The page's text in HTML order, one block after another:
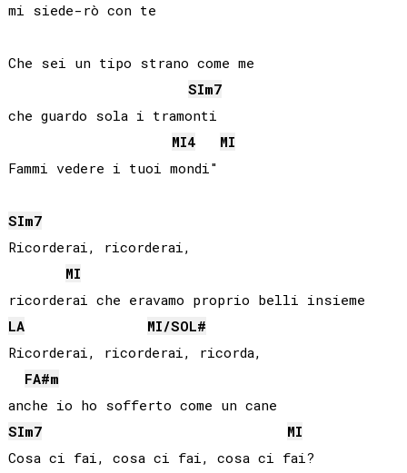
mi siede-rò con te
Che sei un tipo strano come me
SIm7
che guardo sola i tramonti
MI4
MI
Fammi vedere i tuoi mondi"
SIm7
Ricorderai, ricorderai,
MI
LA
MI/SOL#
Ricorderai, ricorderai, ricorda,
FA#m
SIm7
MI
Cosa ci fai, cosa ci fai, cosa ci fai?